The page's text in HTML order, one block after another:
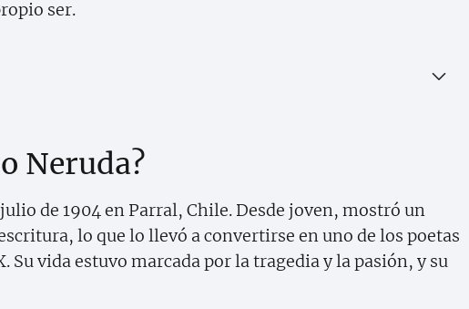
ser.
Neruda?
de 1904 en Parral, Chile. Desde joven, mostró un
lo que lo llevó a convertirse en uno de los poetas
Su vida estuvo marcada por la tragedia y la pasión, y su